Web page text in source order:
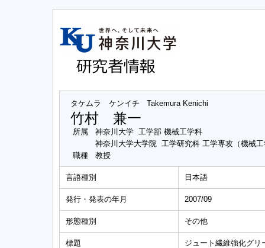
タケムラ ケンイチ Takemura Kenichi
竹村 兼一
所属
神奈川大学 工学部 機械工学科
神奈川大学大学院 工学研究科 工学専攻（機械
職種
教授
言語種別 日本語
発行・発表の年月 2007/09
形態種別 その他
標題 ジュート繊維強化グリ